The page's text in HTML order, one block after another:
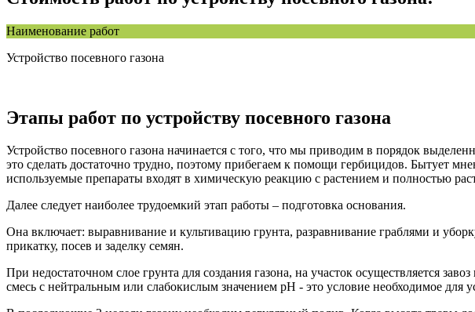
Наименование работ
Устройство посевного газона
Этапы работ по устройству посевного газона
Устройство посевного газона начинается с того, что мы приводим в порядок
это сделать достаточно трудно, поэтому прибегаем к помощи гербицидов. Бытует
используемые препараты входят в химическую реакцию с растением и полностью
Далее следует наиболее трудоемкий этап работы – подготовка основания.
Она включает: выравнивание и культивацию грунта, разравнивание граблями и
прикатку, посев и заделку семян.
При недостаточном слое грунта для создания газона, на участок осуществляется
смесь с нейтральным или слабокислым значением рН - это условие необходимое для